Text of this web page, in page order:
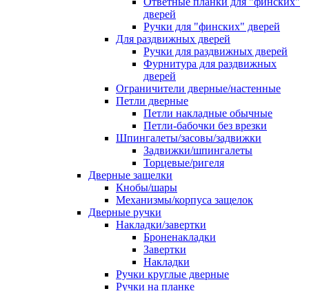
дверей
Ручки для "финских" дверей
Для раздвижных дверей
Ручки для раздвижных дверей
Фурнитура для раздвижных
дверей
Ограничители дверные/настенные
Петли дверные
Петли накладные обычные
Петли-бабочки без врезки
Шпингалеты/засовы/задвижки
Задвижки/шпингалеты
Торцевые/ригеля
Дверные защелки
Кнобы/шары
Механизмы/корпуса защелок
Дверные ручки
Накладки/завертки
Броненакладки
Завертки
Накладки
Ручки круглые дверные
Ручки на планке